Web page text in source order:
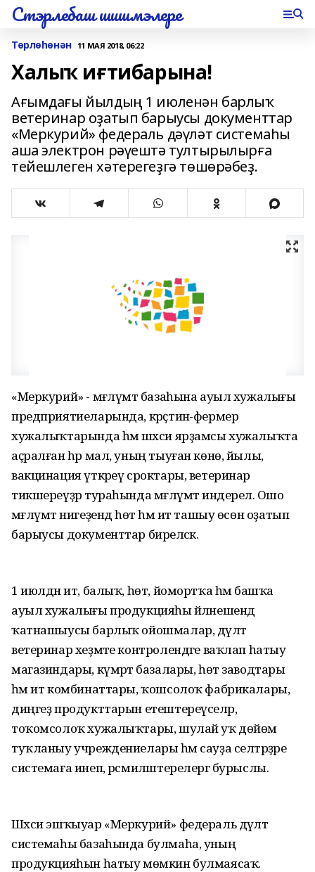
Стэрлебаш шишмэлере
Төрлөһөнән 11 МАЯ 2018, 06:22
Халыҡ иғтибарына!
Ағымдағы йылдың 1 июленән барлыҡ
ветеринар оҙатып барыусы документтар
«Меркурий» федераль дәүләт системаһы
аша электрон рәүештә тултырылырға
тейешлеген хәтерегеҙгә төшөрәбеҙ.
«Меркурий» - мәғлүмәт базаһына ауыл хужалығы
предприятиеларында, крәҫтиән-фермер
хужалыҡтарында һәм шәхси ярҙамсы хужалыҡта
аҫралған һәр мал, уның тыуған көнө, йылы,
вакцинация үткәреү сроктары, ветеринар
тикшереүҙәр тураһында мәғлүмәт индерелә. Ошо
мәғлүмәт нигеҙендә һөт һәм ит ташыу өсөн оҙатып
барыусы документтар биреләсәк.
1 июлдән ит, балыҡ, һөт, йомортҡа һәм башҡа
ауыл хужалығы продукцияһы әйләнешендә
ҡатнашыусы барлыҡ ойошмалар, дәүләт
ветеринар хеҙмәте контролендәге ваҡлап һатыу
магазиндары, күмәртә базалары, һөт заводтары
һәм ит комбинаттары, ҡошсолоҡ фабрикалары,
диңгеҙ продукттарын етештереүселәр,
тоҡомсолоҡ хужалыҡтары, шулай уҡ дөйөм
туҡланыу учреждениелары һәм сауҙа селтәрҙәре
системаға инеп, рәсмиләштерелергә бурыслы.
Шәхси эшҡыуар «Меркурий» федераль дәүләт
системаһы базаһында булмаһа, уның
продукцияһын һатыу мөмкин булмаясаҡ.